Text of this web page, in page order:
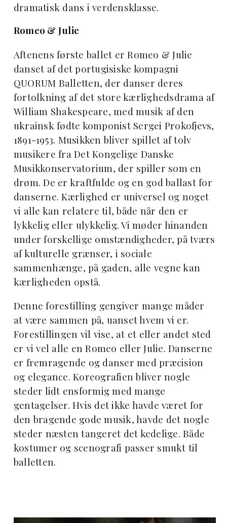
dramatisk dans i verdensklasse.
Romeo & Julie
Aftenens første ballet er Romeo & Julie
danset af det portugisiske kompagni
QUORUM Balletten, der danser deres
fortolkning af det store kærlighedsdrama af
William Shakespeare, med musik af den
ukrainsk fødte komponist Sergei Prokofjevs,
1891-1953. Musikken bliver spillet af tolv
musikere fra Det Kongelige Danske
Musikkonservatorium, der spiller som en
drøm. De er kraftfulde og en god ballast for
danserne. Kærlighed er universel og noget
vi alle kan relatere til, både når den er
lykkelig eller ulykkelig. Vi møder hinanden
under forskellige omstændigheder, på tværs
af kulturelle grænser, i sociale
sammenhænge, på gaden, alle vegne kan
kærligheden opstå.
Denne forestilling gengiver mange måder
at være sammen på, uanset hvem vi er.
Forestillingen vil vise, at et eller andet sted
er vi vel alle en Romeo eller Julie. Danserne
er fremragende og danser med præcision
og elegance. Koreografien bliver nogle
steder lidt ensformig med mange
gentagelser. Hvis det ikke havde været for
den bragende gode musik, havde det nogle
steder næsten tangeret det kedelige. Både
kostumer og scenografi passer smukt til
balletten.